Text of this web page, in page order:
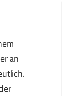
an